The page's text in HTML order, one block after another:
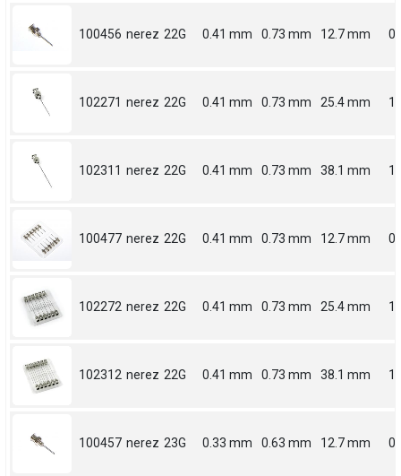
100456 nerez 22G 0.41 mm 0.73 mm 12.7 mm
102271 nerez 22G 0.41 mm 0.73 mm 25.4 mm 1
102311 nerez 22G 0.41 mm 0.73 mm 38.1 mm
100477 nerez 22G 0.41 mm 0.73 mm 12.7 mm
102272 nerez 22G 0.41 mm 0.73 mm 25.4 mm 1
102312 nerez 22G 0.41 mm 0.73 mm 38.1 mm
100457 nerez 23G 0.33 mm 0.63 mm 12.7 mm